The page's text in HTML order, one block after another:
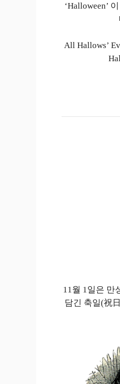
‘Halloween’
All Hallows’
11월 1일은 만
담긴 축일(祝